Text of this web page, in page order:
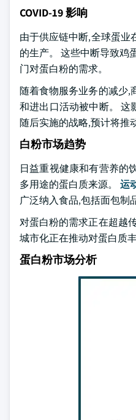
COVID-19 影响
由于供应链中断,全球蛋业
的生产。 这些中断导致鸡
门对蛋白粉的需求。
随着食物服务业务的减少,
和进出口活动被中断。 这
随后实施的战略,预计将推
白粉市场趋势
日益重视健康和有营养的
多用途的蛋白质来源。 运
广泛纳入食品,包括面包制
对蛋白粉的需求正在超越
城市化正在推动对蛋白质
蛋白粉市场分析